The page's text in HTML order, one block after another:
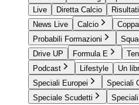
Live
Diretta Calcio
News Live
Calcio
Probabili Formazioni
Drive UP
Formula E
Podcast
Lifestyle
Un
Speciali Europei
Speciali
Speciale Scudetti